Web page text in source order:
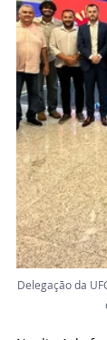
Delegação da